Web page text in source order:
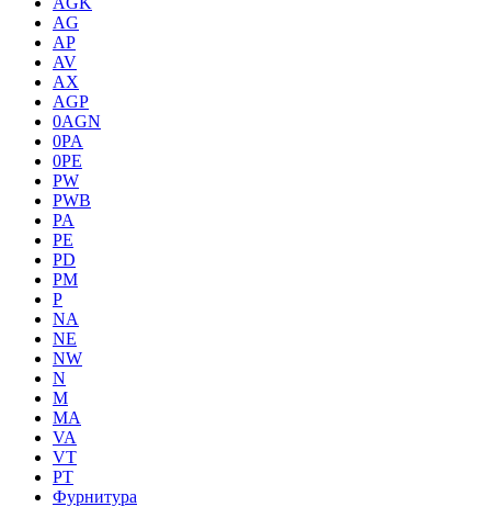
AG
AP
AV
AX
AGP
0AGN
0PA
0PE
PW
PWB
PA
PE
PD
PM
P
NA
NE
NW
N
M
MA
VA
VT
PT
Фурнитура